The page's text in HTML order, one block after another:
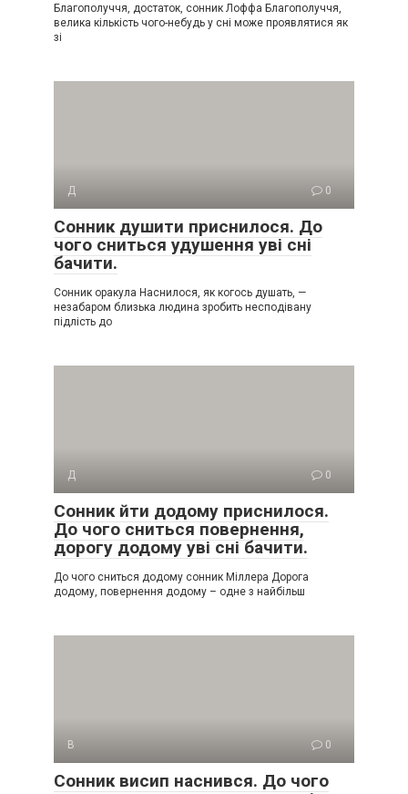
Благополуччя, достаток, сонник Лоффа Благополуччя,
велика кількість чого-небудь у сні може проявлятися як
зі
Д 0
Сонник душити приснилося. До
чого сниться удушення уві сні
бачити.
Сонник оракула Наснилося, як когось душать, —
незабаром близька людина зробить несподівану
підлість до
Д 0
Сонник йти додому приснилося.
До чого сниться повернення,
дорогу додому уві сні бачити.
До чого сниться додому сонник Міллера Дорога
додому, повернення додому – одне з найбільш
В 0
Сонник висип наснився. До чого